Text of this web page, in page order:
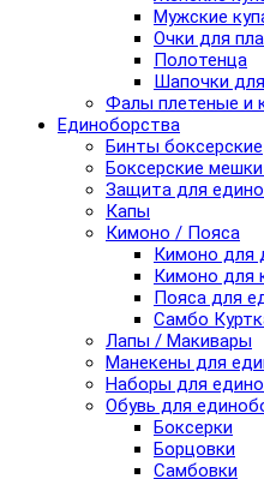
Мужские
Очки для
Полотенца
Шапочки
Фалы плетеные и
Единоборства
Бинты боксерские
Боксерские
Защита для
Капы
Кимоно / Пояса
Кимоно для
Кимоно для
Пояса для
Самбо
Лапы / Макивары
Манекены для
Наборы для
Обувь для
Боксерки
Борцовки
Самбовки